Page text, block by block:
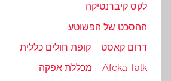
לקס קיברנטיקה
ההסכט של הפשוטע
דרום קאסט – קופת חולים כללית
Afeka Talk – מכללת אפקה